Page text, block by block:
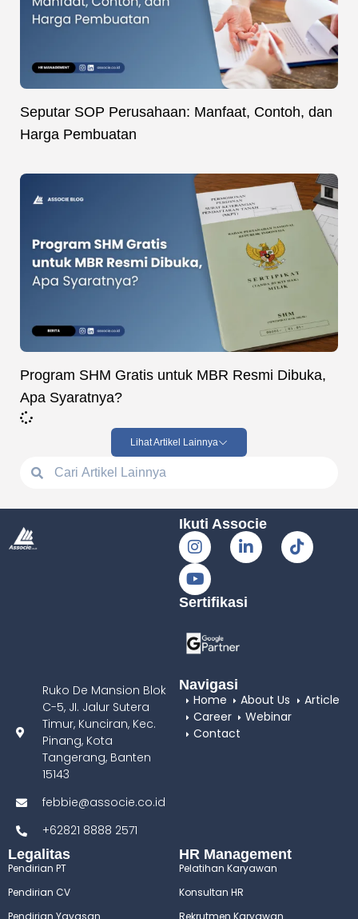
Seputar SOP Perusahaan: Manfaat, Contoh, dan
Harga Pembuatan
Program SHM Gratis untuk MBR Resmi Dibuka,
Apa Syaratnya?
Lihat Artikel Lainnya
Ruko De Mansion Blok
C-5, JI. Jalur Sutera
Timur, Kunciran, Kec.
Pinang, Kota
Tangerang, Banten
15143
febbie@associe.co.id
+62821 8888 2571
Ikuti Associe
Sertifikasi
Navigasi
Home
About Us
Article
Career
Webinar
Contact
Legalitas
Pendirian PT
Pendirian CV
Pendirian Yayasan
HR Management
Pelatihan Karyawan
Konsultan HR
Rekrutmen Karyawan